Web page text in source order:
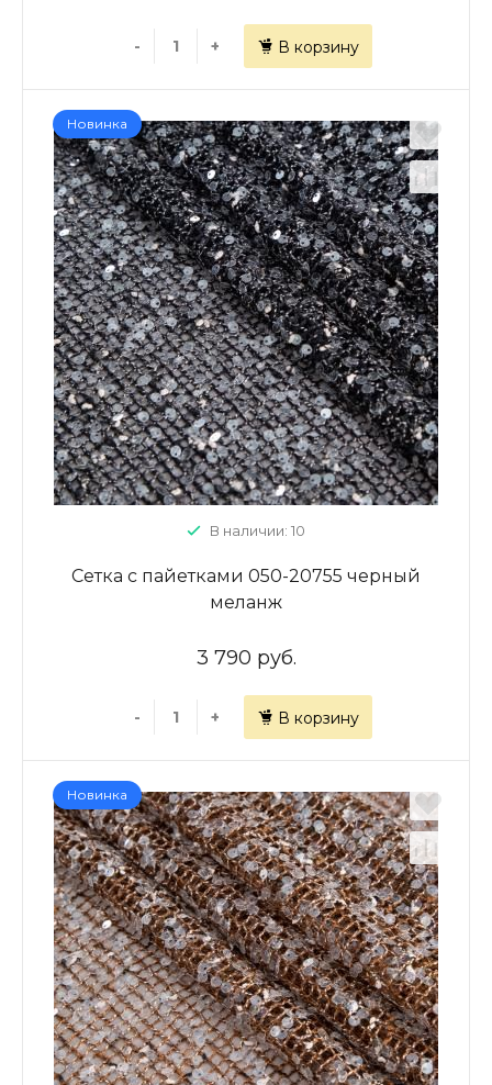
- + В корзину
Новинка
В наличии: 10
Сетка с пайетками 050-20755 черный
меланж
3 790 руб.
- + В корзину
Новинка